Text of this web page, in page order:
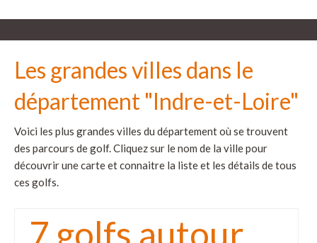
Les grandes villes dans le
département "Indre-et-Loire"
Voici les plus grandes villes du département où se trouvent
des parcours de golf. Cliquez sur le nom de la ville pour
découvrir une carte et connaitre la liste et les détails de tous
ces golfs.
7 golfs autour